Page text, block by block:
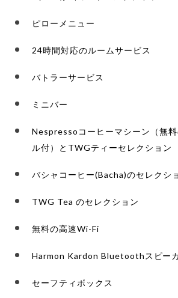
ピローメニュー
24時間対応のルームサービス
バトラーサービス
ミニバー
Nespressoコーヒーマシーン（無
ル付）とTWGティーセレクション
バシャコーヒー(Bacha)のセレクシ
TWG Tea のセレクション
無料の高速Wi-Fi
Harmon Kardon Bluetoothスピー
セーフティボックス